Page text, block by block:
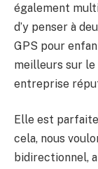
également
d’y penser à
GPS pour
meilleurs sur le
entreprise
Elle est
cela, nous
bidirectionnel,